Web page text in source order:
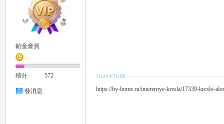
鉑金會員
積分 572
發消息 https://by-home.ru/interernye-kresla/17339-kreslo-